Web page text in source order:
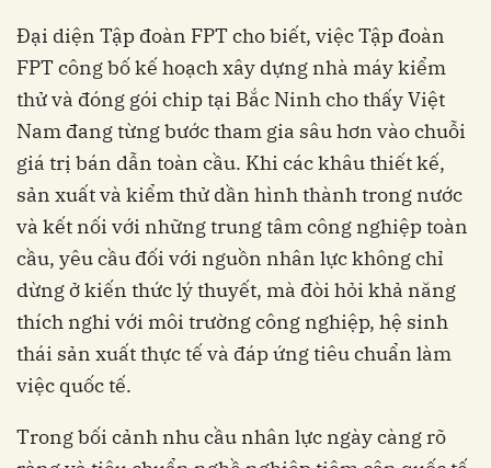
Đại diện Tập đoàn FPT cho biết, việc Tập đoàn
FPT công bố kế hoạch xây dựng nhà máy kiểm
thử và đóng gói chip tại Bắc Ninh cho thấy Việt
Nam đang từng bước tham gia sâu hơn vào chuỗi
giá trị bán dẫn toàn cầu. Khi các khâu thiết kế,
sản xuất và kiểm thử dần hình thành trong nước
và kết nối với những trung tâm công nghiệp toàn
cầu, yêu cầu đối với nguồn nhân lực không chỉ
dừng ở kiến thức lý thuyết, mà đòi hỏi khả năng
thích nghi với môi trường công nghiệp, hệ sinh
thái sản xuất thực tế và đáp ứng tiêu chuẩn làm
việc quốc tế.
Trong bối cảnh nhu cầu nhân lực ngày càng rõ